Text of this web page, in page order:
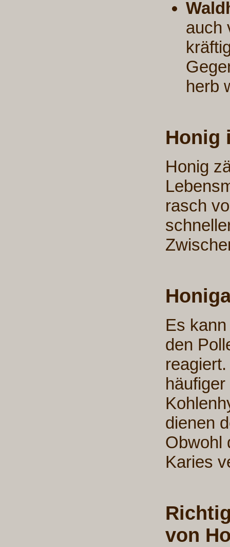
auch
herb
Honig
Honig
rasch
Es
den
dienen
Obwohl
Karies
von